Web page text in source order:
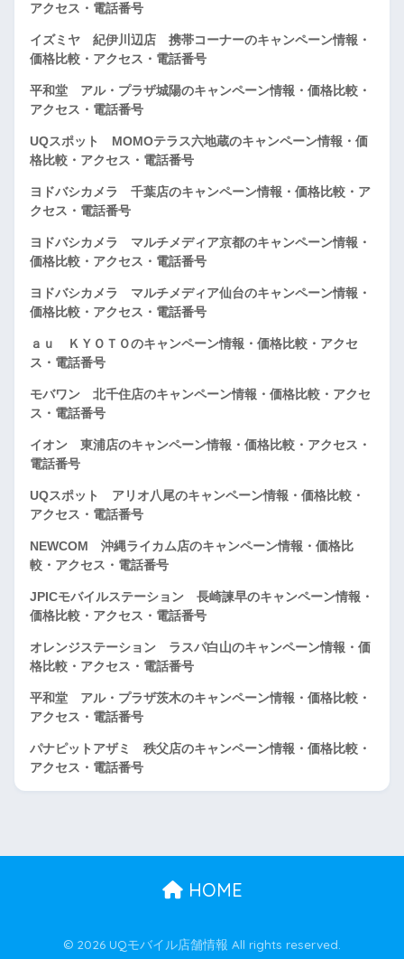
アクセス・電話番号
イズミヤ 紀伊川辺店 携帯コーナーのキャンペーン情報・
価格比較・アクセス・電話番号
平和堂 アル・プラザ城陽のキャンペーン情報・価格比較・
アクセス・電話番号
UQスポット MOMOテラス六地蔵のキャンペーン情報・価
格比較・アクセス・電話番号
ヨドバシカメラ 千葉店のキャンペーン情報・価格比較・ア
クセス・電話番号
ヨドバシカメラ マルチメディア京都のキャンペーン情報・
価格比較・アクセス・電話番号
ヨドバシカメラ マルチメディア仙台のキャンペーン情報・
価格比較・アクセス・電話番号
ａｕ ＫＹＯＴＯのキャンペーン情報・価格比較・アクセ
ス・電話番号
モバワン 北千住店のキャンペーン情報・価格比較・アクセ
ス・電話番号
イオン 東浦店のキャンペーン情報・価格比較・アクセス・
電話番号
UQスポット アリオ八尾のキャンペーン情報・価格比較・
アクセス・電話番号
NEWCOM 沖縄ライカム店のキャンペーン情報・価格比
較・アクセス・電話番号
JPICモバイルステーション 長崎諫早のキャンペーン情報・
価格比較・アクセス・電話番号
オレンジステーション ラスパ白山のキャンペーン情報・価
格比較・アクセス・電話番号
平和堂 アル・プラザ茨木のキャンペーン情報・価格比較・
アクセス・電話番号
パナピットアザミ 秩父店のキャンペーン情報・価格比較・
アクセス・電話番号
HOME
© 2026 UQモバイル店舗情報 All rights reserved.